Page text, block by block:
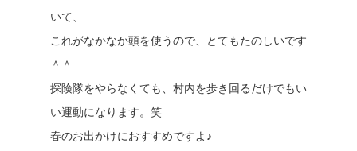
いて、
これがなかなか頭を使うので、とてもたのしいです
＾＾
探険隊をやらなくても、村内を歩き回るだけでもい
い運動になります。笑
春のお出かけにおすすめですよ♪